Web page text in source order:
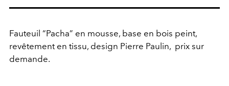
Fauteuil “Pacha” en mousse, base en bois peint,
revêtement en tissu, design Pierre Paulin, prix sur
demande.